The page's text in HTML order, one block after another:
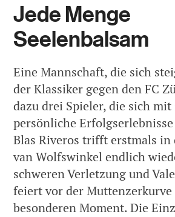
Jede Menge
Seelenbalsam
Eine Mannschaft, die sich
der Klassiker gegen den FC
dazu drei Spieler, die sich
persönliche
Blas Riveros trifft erstmals in
van Wolfswinkel endlich
schweren Verletzung und
feiert vor der
besonderen Moment. Die